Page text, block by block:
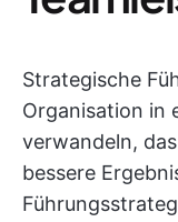
Strategische
Organisation in
verwandeln,
bessere